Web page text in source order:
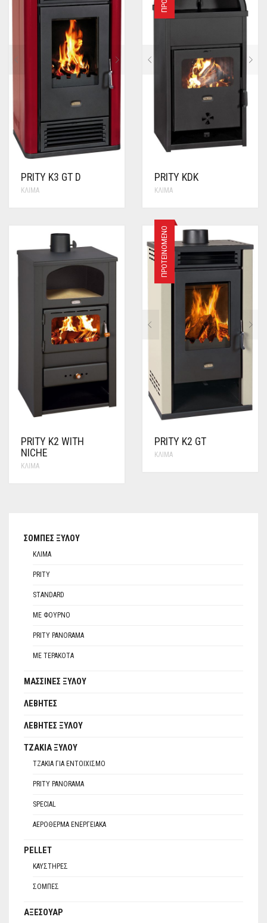
PRITY K3 GT D
ΚΛΊΜΑ
PRITY KDK
ΚΛΊΜΑ
PRITY K2 WITH
NICHE
ΚΛΊΜΑ
ΠΡΟΤΕΙΝΌΜΕΝΟ
PRITY K2 GT
ΚΛΊΜΑ
ΣΌΜΠΕΣ ΞΎΛΟΥ
ΚΛΊΜΑ
PRITY
STANDARD
ΜΕ ΦΟΎΡΝΟ
PRITY PANORAMA
ΜΕ ΤΕΡΑΚΌΤΑ
ΜΑΣΣΊΝΕΣ ΞΎΛΟΥ
ΛΈΒΗΤΕΣ
ΛΈΒΗΤΕΣ ΞΎΛΟΥ
ΤΖΆΚΙΑ ΞΎΛΟΥ
ΤΖΆΚΙΑ ΓΙΑ ΕΝΤΟΙΧΙΣΜΌ
PRITY PANORAMA
SPECIAL
ΑΕΡΌΘΕΡΜΑ ΕΝΕΡΓΕΙΑΚΆ
PELLET
ΚΑΥΣΤΉΡΕΣ
ΣΌΜΠΕΣ
ΑΞΕΣΟΥΆΡ